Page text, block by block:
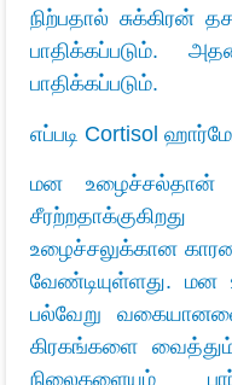
நிற்பதால் சுக்கிரன்
பாதிக்கப்படும்.
பாதிக்கப்படும்.
எப்படி Cortisol
மன உழைச்சல்தான்
உழைச்சலுக்கான
வேண்டியுள்ளது.
பல்வேறு
கிரகங்களை
நிலைகளையும்